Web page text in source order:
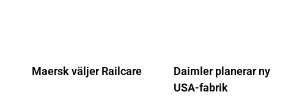
Maersk väljer Railcare
Daimler planerar ny
USA-fabrik